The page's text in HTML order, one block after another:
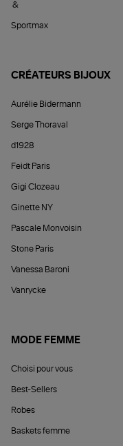
&
Sportmax
CRÉATEURS BIJOUX
Aurélie Bidermann
Serge Thoraval
d1928
Feidt Paris
Gigi Clozeau
Ginette NY
Pascale Monvoisin
Stone Paris
Vanessa Baroni
Vanrycke
MODE FEMME
Choisi pour vous
Best-Sellers
Robes
Baskets femme